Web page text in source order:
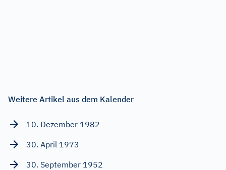
Weitere Artikel aus dem Kalender
10. Dezember 1982
30. April 1973
30. September 1952